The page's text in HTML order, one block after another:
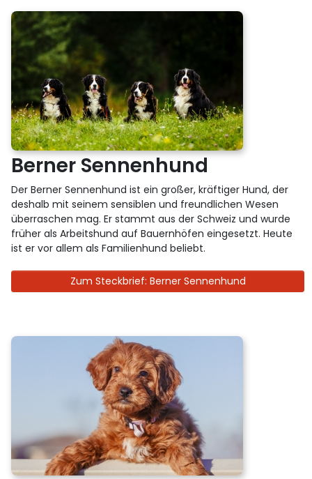
Berner Sennenhund
Der Berner Sennenhund ist ein großer, kräftiger Hund, der
deshalb mit seinem sensiblen und freundlichen Wesen
überraschen mag. Er stammt aus der Schweiz und wurde
früher als Arbeitshund auf Bauernhöfen eingesetzt. Heute
ist er vor allem als Familienhund beliebt.
Zum Steckbrief: Berner Sennenhund